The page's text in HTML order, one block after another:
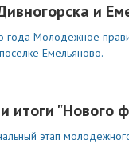
и
года Молодежное
Емельяново.
итоги "Нового
этап